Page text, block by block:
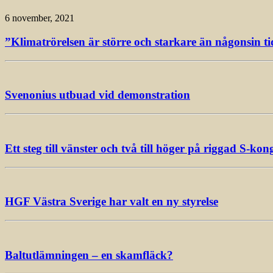
6 november, 2021
”Klimatrörelsen är större och starkare än någonsin
Svenonius utbuad vid demonstration
Ett steg till vänster och två till höger på riggad S-
HGF Västra Sverige har valt en ny styrelse
Baltutlämningen – en skamfläck?